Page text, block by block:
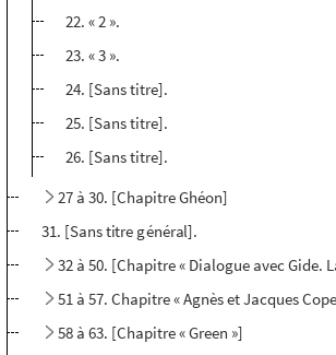
22. « 2 ».
23. « 3 ».
24. [Sans titre].
25. [Sans titre].
26. [Sans titre].
27 à 30. [Chapitre Ghéon]
31. [Sans titre général].
32 à 50. [Chapitre « Dialogue avec
51 à 57. Chapitre « Agnès et Jacques
58 à 63. [Chapitre « Green »]